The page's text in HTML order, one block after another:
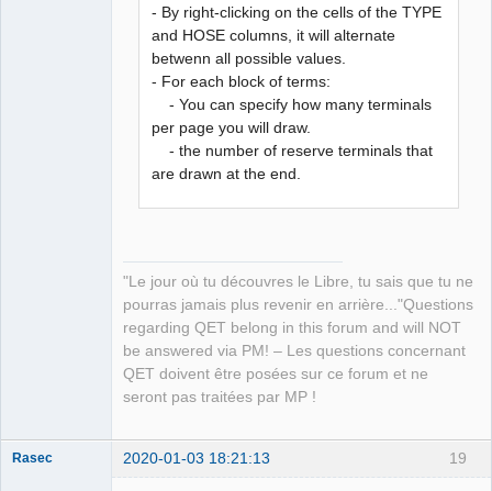
- By right-clicking on the cells of the TYPE
and HOSE columns, it will alternate
betwenn all possible values.
- For each block of terms:
- You can specify how many terminals
per page you will draw.
- the number of reserve terminals that
are drawn at the end.
"Le jour où tu découvres le Libre, tu sais que tu ne
pourras jamais plus revenir en arrière..."Questions
regarding QET belong in this forum and will NOT
be answered via PM! – Les questions concernant
QET doivent être posées sur ce forum et ne
seront pas traitées par MP !
19
Rasec 2020-01-03 18:21:13